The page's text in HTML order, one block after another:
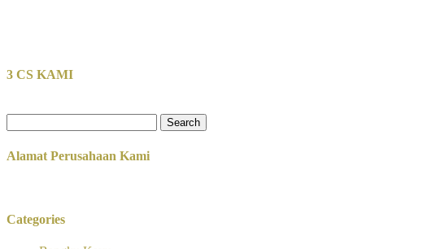
3 CS KAMI
for:
Alamat Perusahaan Kami
Categories